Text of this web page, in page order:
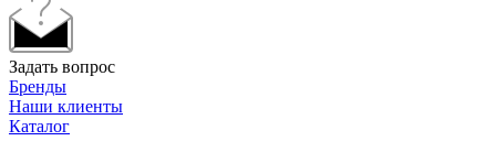
Задать вопрос
Бренды
Наши клиенты
Каталог